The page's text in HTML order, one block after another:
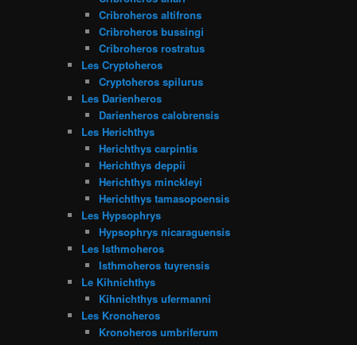
Cribroheros altifrons
Cribroheros bussingi
Cribroheros rostratus
Les Cryptoheros
Cryptoheros spilurus
Les Darienheros
Darienheros calobrensis
Les Herichthys
Herichthys carpintis
Herichthys deppii
Herichthys minckleyi
Herichthys tamasopoensis
Les Hypsophrys
Hypsophrys nicaraguensis
Les Isthmoheros
Isthmoheros tuyrensis
Le Kihnichthys
Kihnichthys ufermanni
Les Kronoheros
Kronoheros umbriferum